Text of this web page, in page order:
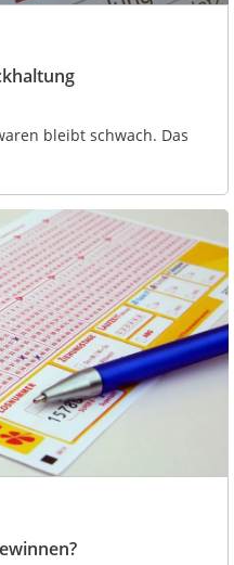
bleibt schwach. Das